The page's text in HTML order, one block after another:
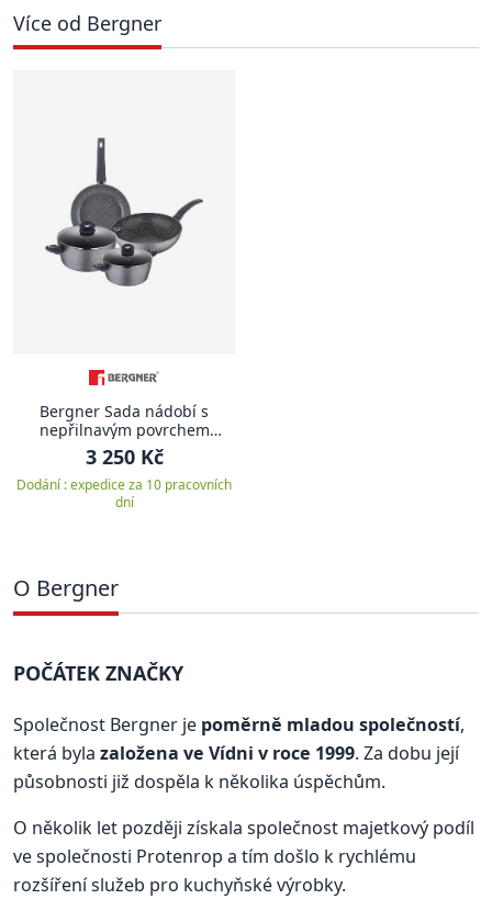
Více od Bergner
Bergner Sada nádobí s
nepřilnavým povrchem
ORION 6 ks
3 250 Kč
Dodání : expedice za 10 pracovních
dní
O Bergner
POČÁTEK ZNAČKY
Společnost Bergner je poměrně mladou společností,
která byla založena ve Vídni v roce 1999. Za dobu její
působnosti již dospěla k několika úspěchům.
O několik let později získala společnost majetkový podíl
ve společnosti Protenrop a tím došlo k rychlému
rozšíření služeb pro kuchyňské výrobky.